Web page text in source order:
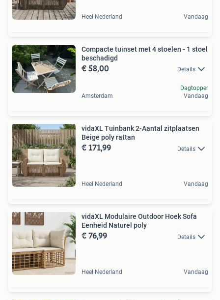
Heel Nederland Vandaag
Compacte tuinset met 4 stoelen - 1 stoel
beschadigd
€ 58,00 Details
Amsterdam
Dagtopper
Vandaag
vidaXL Tuinbank 2-Aantal zitplaatsen
Beige poly rattan
€ 171,99 Details
Heel Nederland Vandaag
vidaXL Modulaire Outdoor Hoek Sofa
Eenheid Naturel poly
€ 76,99 Details
Heel Nederland Vandaag